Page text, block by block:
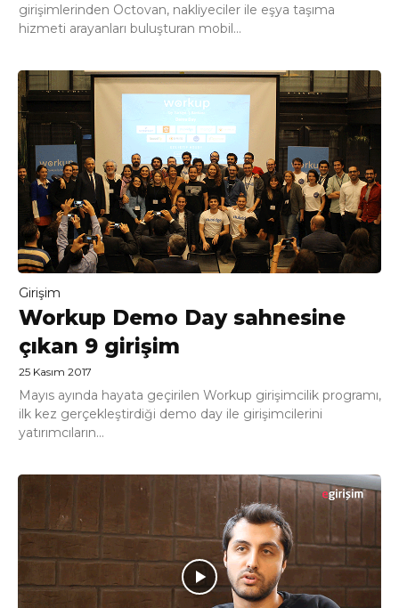
girişimlerinden Octovan, nakliyeciler ile eşya taşıma
hizmeti arayanları buluşturan mobil...
Girişim
Workup Demo Day sahnesine
çıkan 9 girişim
25 Kasım 2017
Mayıs ayında hayata geçirilen Workup girişimcilik programı,
ilk kez gerçekleştirdiği demo day ile girişimcilerini
yatırımcıların...